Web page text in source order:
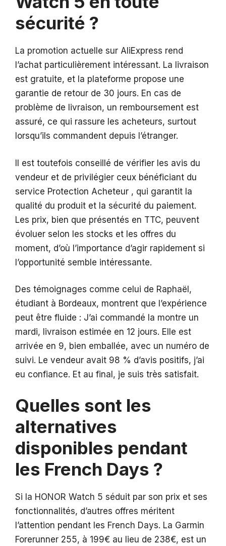
sécurité ?
La promotion actuelle sur AliExpress rend
l’achat particulièrement intéressant. La livraison
est gratuite, et la plateforme propose une
garantie de retour de 30 jours. En cas de
problème de livraison, un remboursement est
assuré, ce qui rassure les acheteurs, surtout
lorsqu’ils commandent depuis l’étranger.
Il est toutefois conseillé de vérifier les avis du
vendeur et de privilégier ceux bénéficiant du
service Protection Acheteur , qui garantit la
qualité du produit et la sécurité du paiement.
Les prix, bien que présentés en TTC, peuvent
évoluer selon les stocks et les offres du
moment, d’où l’importance d’agir rapidement si
l’opportunité semble intéressante.
Des témoignages comme celui de Raphaël,
étudiant à Bordeaux, montrent que l’expérience
peut être fluide : J’ai commandé la montre un
mardi, livraison estimée en 12 jours. Elle est
arrivée en 9, bien emballée, avec un numéro de
suivi. Le vendeur avait 98 % d’avis positifs, j’ai
eu confiance. Et au final, je suis très satisfait.
Quelles sont les
alternatives
disponibles pendant
les French Days ?
Si la HONOR Watch 5 séduit par son prix et ses
fonctionnalités, d’autres offres méritent
l’attention pendant les French Days. La Garmin
Forerunner 255, à 199€ au lieu de 238€, est un